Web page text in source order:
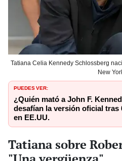
Tatiana Celia Kennedy Schlossberg
New
PUEDES VER:
¿Quién mató a John F.
desafían la versión oficial tras
en EE.UU.
Tatiana sobre